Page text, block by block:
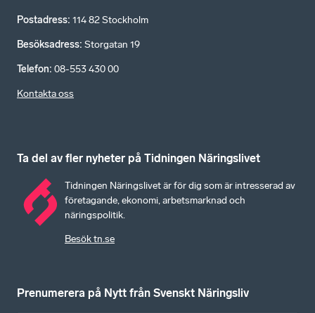
Postadress: 114 82 Stockholm
Besöksadress: Storgatan 19
Telefon: 08-553 430 00
Kontakta oss
Ta del av fler nyheter på Tidningen Näringslivet
Tidningen Näringslivet är för dig som är intresserad av
företagande, ekonomi, arbetsmarknad och
näringspolitik.
Besök tn.se
Prenumerera på Nytt från Svenskt Näringsliv